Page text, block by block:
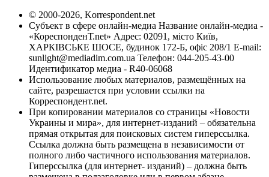
© 2000-2026, Korrespondent.net
Субъект в сфере онлайн-медиа Название онлайн-медиа -
«КореспонденТ.net» Адрес: 02091, місто Київ,
ХАРКІВСЬКЕ ШОСЕ, будинок 172-Б, офіс 208/1 E-mail:
sunlight@mediadim.com.ua Телефон: 044-205-43-00
Идентификатор медиа - R40-06068
Использование любых материалов, размещённых на
сайте, разрешается при условии ссылки на
Корреспондент.net.
При копировании материалов со страницы «Новости
Украины и мира», для интернет-изданий – обязательна
прямая открытая для поисковых систем гиперссылка.
Ссылка должна быть размещена в независимости от
полного либо частичного использования материалов.
Гиперссылка (для интернет- изданий) – должна быть